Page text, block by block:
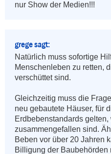
nur Show der Medien!!!
grege sagt:
Natürlich muss sofortige
Menschenleben zu retten,
verschüttet sind.
Gleichzeitig muss die
neu gebautete Häuser, für
Erdbebenstandards
zusammengefallen sind.
Beben vor über 20 Jahren
Billigung der Baubehörden